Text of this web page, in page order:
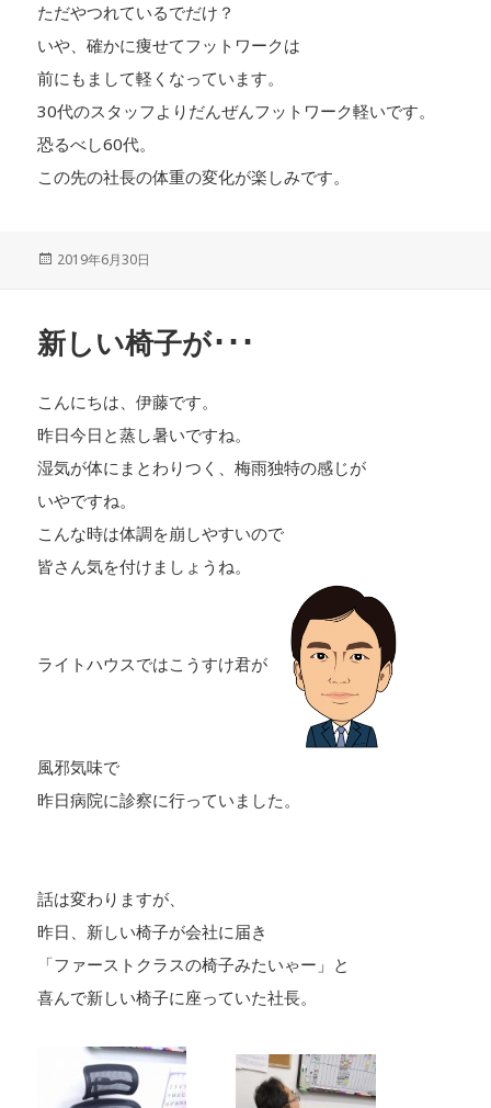
ただやつれているでだけ？
いや、確かに痩せてフットワークは
前にもまして軽くなっています。
30代のスタッフよりだんぜんフットワーク軽いです。
恐るべし60代。
この先の社長の体重の変化が楽しみです。
投
2019年6月30日
新しい椅子が･･･
こんにちは、伊藤です。
昨日今日と蒸し暑いですね。
湿気が体にまとわりつく、梅雨独特の感じが
いやですね。
こんな時は体調を崩しやすいので
皆さん気を付けましょうね。
ライトハウスではこうすけ君が
風邪気味で
昨日病院に診察に行っていました。
話は変わりますが、
昨日、新しい椅子が会社に届き
「ファーストクラスの椅子みたいゃー」と
喜んで新しい椅子に座っていた社長。